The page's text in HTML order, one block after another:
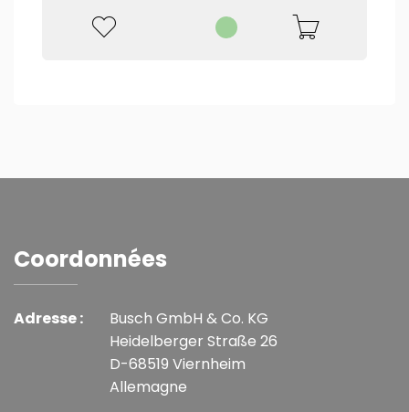
Coordonnées
Adresse :
Busch GmbH & Co. KG
Heidelberger Straße 26
D-68519 Viernheim
Allemagne